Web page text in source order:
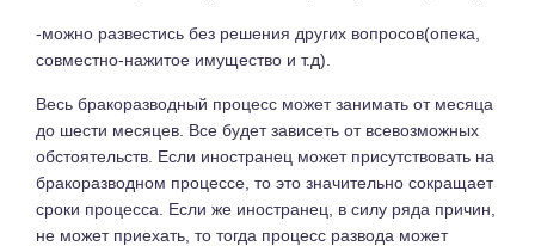
-можно развестись без решения других вопросов(опека,
совместно-нажитое имущество и т.д).
Весь бракоразводный процесс может занимать от месяца
до шести месяцев. Все будет зависеть от всевозможных
обстоятельств. Если иностранец может присутствовать на
бракоразводном процессе, то это значительно сокращает
сроки процесса. Если же иностранец, в силу ряда причин,
не может приехать, то тогда процесс развода может